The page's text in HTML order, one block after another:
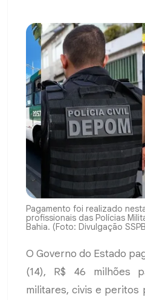
Pagamento foi realizado
profissionais das Polícias
Bahia. (Foto: Divulgação
O Governo do Estado
(14), R$ 46 milhões
militares, civis e peritos